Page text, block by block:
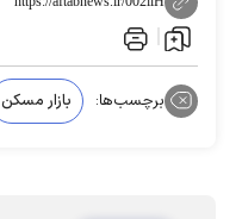
برچسب‌ها: بازار مسکن